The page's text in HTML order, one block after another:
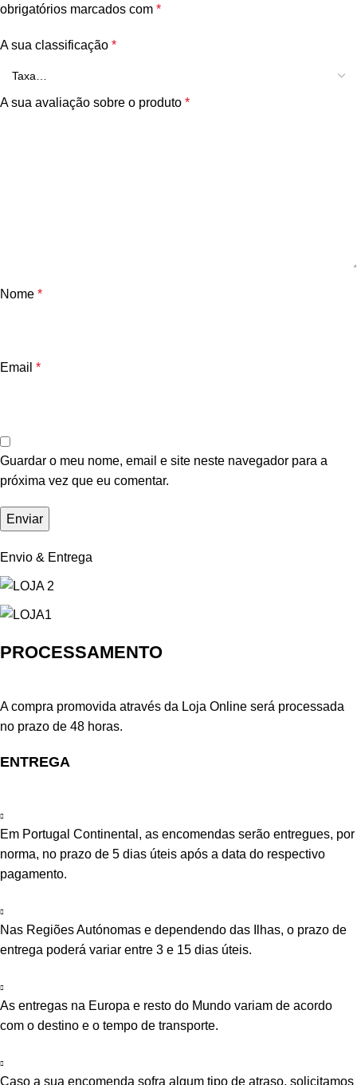
obrigatórios marcados com *
A sua classificação *
A sua avaliação sobre o produto *
Nome *
Email *
Guardar o meu nome, email e site neste navegador para a
próxima vez que eu comentar.
Envio & Entrega
PROCESSAMENTO
A compra promovida através da Loja Online será processada
no prazo de 48 horas.
ENTREGA
Em Portugal Continental, as encomendas serão entregues, por
norma, no prazo de 5 dias úteis após a data do respectivo
pagamento.
Nas Regiões Autónomas e dependendo das Ilhas, o prazo de
entrega poderá variar entre 3 e 15 dias úteis.
As entregas na Europa e resto do Mundo variam de acordo
com o destino e o tempo de transporte.
Caso a sua encomenda sofra algum tipo de atraso, solicitamos